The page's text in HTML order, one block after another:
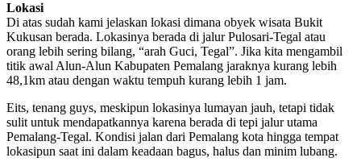
Lokasi
Di atas sudah kami jelaskan lokasi dimana obyek wisata Bukit
Kukusan berada. Lokasinya berada di jalur Pulosari-Tegal atau
orang lebih sering bilang, “arah Guci, Tegal”. Jika kita mengambil
titik awal Alun-Alun Kabupaten Pemalang jaraknya kurang lebih
48,1km atau dengan waktu tempuh kurang lebih 1 jam.
Eits, tenang guys, meskipun lokasinya lumayan jauh, tetapi tidak
sulit untuk mendapatkannya karena berada di tepi jalur utama
Pemalang-Tegal. Kondisi jalan dari Pemalang kota hingga tempat
lokasipun saat ini dalam keadaan bagus, halus dan minim lubang.